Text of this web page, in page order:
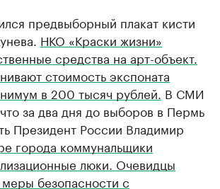
предвыборный плакат кисти
НКО «Краски жизни»
средства на арт-объект.
стоимость экспоната
в 200 тысяч рублей. В СМИ
за два дня до выборов в Пермь
Президент России Владимир
города коммунальщики
люки. Очевидцы
меры безопасности с